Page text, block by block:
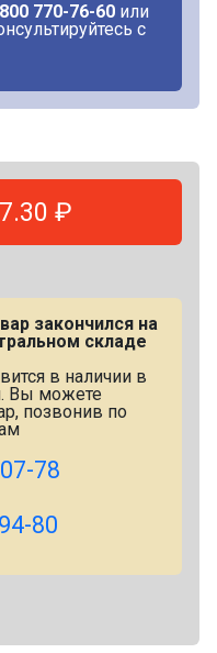
770-76-60 или
с
₽
закончился на
складе
в наличии в
Вы можете
позвонив по
78
80